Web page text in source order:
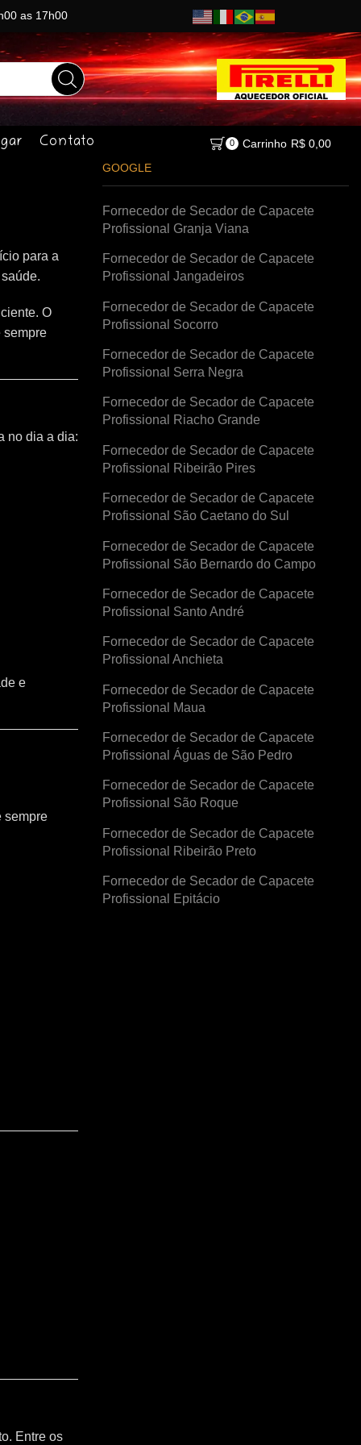
as 17h00
Contato 0 Carrinho R$0,00
para a
O
sempre
no dia a dia:
e
sempre
Entre os
GOOGLE
Fornecedor de Secador de Capacete
Profissional Granja Viana
Fornecedor de Secador de Capacete
Profissional Jangadeiros
Fornecedor de Secador de Capacete
Profissional Socorro
Fornecedor de Secador de Capacete
Profissional Serra Negra
Fornecedor de Secador de Capacete
Profissional Riacho Grande
Fornecedor de Secador de Capacete
Profissional Ribeirão Pires
Fornecedor de Secador de Capacete
Profissional São Caetano do Sul
Fornecedor de Secador de Capacete
Profissional São Bernardo do Campo
Fornecedor de Secador de Capacete
Profissional Santo André
Fornecedor de Secador de Capacete
Profissional Anchieta
Fornecedor de Secador de Capacete
Profissional Maua
Fornecedor de Secador de Capacete
Profissional Águas de São Pedro
Fornecedor de Secador de Capacete
Profissional São Roque
Fornecedor de Secador de Capacete
Profissional Ribeirão Preto
Fornecedor de Secador de Capacete
Profissional Epitácio